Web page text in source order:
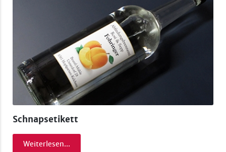
Schnapsetikett
Weiterlesen...